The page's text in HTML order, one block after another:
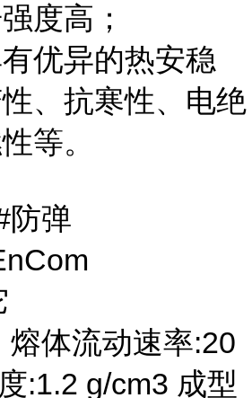
度高；
异的热安稳
、抗寒性、电绝
等。
防弹
熔体流动速率:20
:1.2 g/cm3 成型